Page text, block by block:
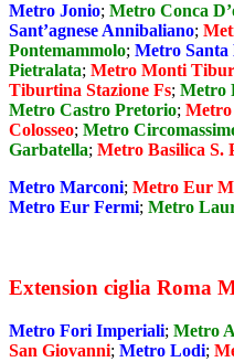
Metro Jonio; Metro Conca
Sant’agnese Annibaliano;
Pontemammolo; Metro Santa
Pietralata; Metro Monti
Tiburtina Stazione Fs; Metro
Metro Castro Pretorio;
Colosseo; Metro
Garbatella; Metro Basilica S.
Metro Marconi; Metro Eur
Metro Eur Fermi; Metro
Extension ciglia Roma
Metro Fori Imperiali; Metro
San Giovanni; Metro Lodi;